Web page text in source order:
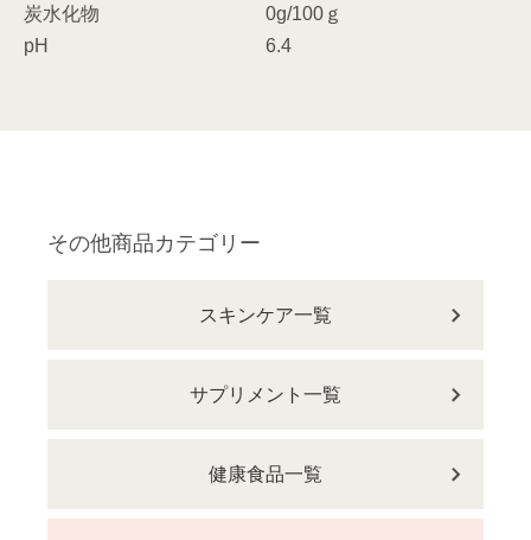
炭水化物
0g/100ｇ
pH
6.4
その他商品カテゴリー
スキンケア一覧
サプリメント一覧
健康食品一覧